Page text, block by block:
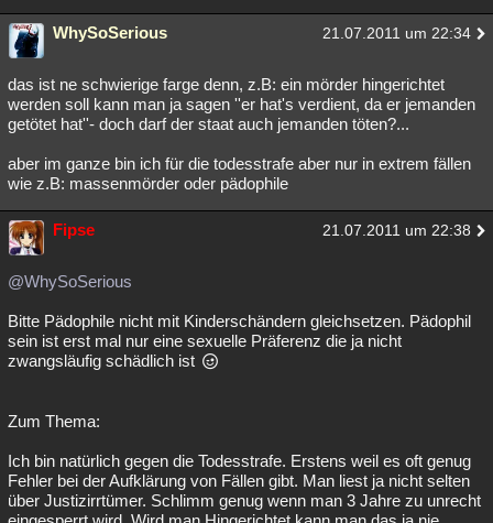
WhySoSerious 21.07.2011 um 22:34
das ist ne schwierige farge denn, z.B: ein mörder hingerichtet
werden soll kann man ja sagen ''er hat's verdient, da er jemanden
getötet hat''- doch darf der staat auch jemanden töten?...
aber im ganze bin ich für die todesstrafe aber nur in extrem fällen
wie z.B: massenmörder oder pädophile
Fipse 21.07.2011 um 22:38
@WhySoSerious
Bitte Pädophile nicht mit Kinderschändern gleichsetzen. Pädophil
sein ist erst mal nur eine sexuelle Präferenz die ja nicht
zwangsläufig schädlich ist
Zum Thema:
Ich bin natürlich gegen die Todesstrafe. Erstens weil es oft genug
Fehler bei der Aufklärung von Fällen gibt. Man liest ja nicht selten
über Justizirrtümer. Schlimm genug wenn man 3 Jahre zu unrecht